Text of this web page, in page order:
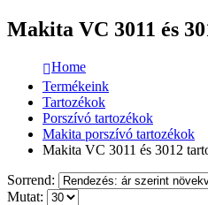
Makita VC 3011 és
Home
Termékeink
Tartozékok
Porszívó tartozékok
Makita porszívó tartozékok
Makita VC 3011 és 3012
Sorrend:
Mutat: